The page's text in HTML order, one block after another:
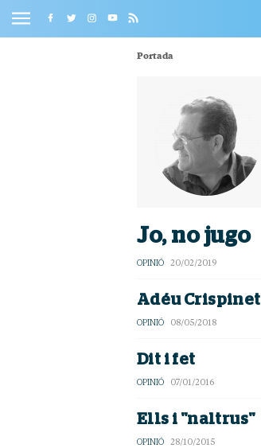
Portada
Jo, no jugo
OPINIÓ 20/02/2019
Adéu Crispinet
OPINIÓ 08/05/2018
Dit i fet
OPINIÓ 07/01/2016
Ells i "naltrus"
OPINIÓ 28/10/2015